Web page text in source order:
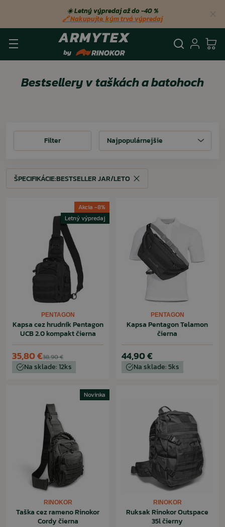
☀️ Letný výpredaj až do −40 %
🔗 Nakupujte, kým trvá výpredaj
Bestsellery v taškách a batohoch
FilterFilter Najpopulárnejšie
ŠPECIFIKÁCIE:BESTSELLER JAR/LETO
Akcia -8%
Letný výpredaj
PENTAGON
Kapsa cez hrudník Pentagon
UCB 2.0 kompakt čierna
38,90 €
35,80 €
Na sklade: 12ks
PENTAGON
Kapsa Pentagon Telamon
čierna
44,90 €
Na sklade: 5ks
Novinka
RINOKOR
Taška cez rameno Rinokor
Cordy čierna
RINOKOR
Ruksak Rinokor Outspace
35l čierny